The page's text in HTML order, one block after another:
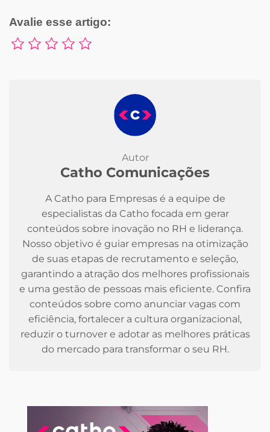
Avalie esse artigo:
Autor
Catho Comunicações
A Catho para Empresas é a equipe de
especialistas da Catho focada em gerar
conteúdos sobre inovação no RH e liderança.
Nosso objetivo é guiar empresas na otimização
de suas etapas de recrutamento e seleção,
garantindo a atração dos melhores profissionais
e uma gestão de pessoas mais eficiente. Confira
conteúdos sobre como anunciar vagas com
eficiência, fortalecer a cultura organizacional,
reduzir o turnover e adotar as melhores práticas
do mercado para transformar o seu RH.